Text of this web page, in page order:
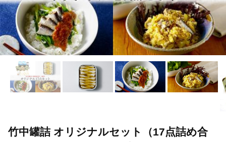
竹中罐詰 オリジナルセット（17点詰め合